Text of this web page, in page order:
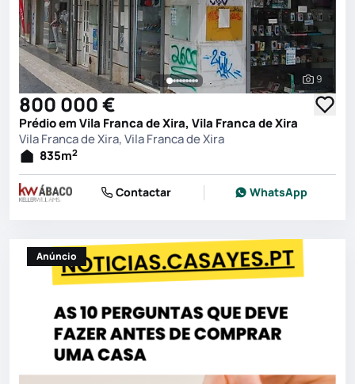
Ver
9
800 000 €
Prédio em Vila Franca de Xira, Vila Franca de Xira
Vila Franca de Xira, Vila Franca de Xira
835m2
Contactar WhatsApp
Anúncio